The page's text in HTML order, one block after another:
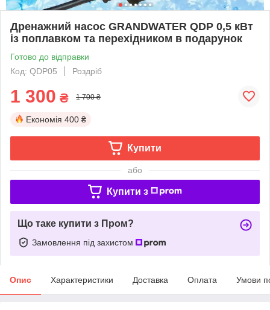
Дренажний насос GRANDWATER QDP 0,5 кВт
із поплавком та перехідником в подарунок
Готово до відправки
Код: QDP05
Роздріб
1 300 ₴ 1 700 ₴
Економія 400 ₴
Купити
або
Купити з
Що таке купити з Пром?
Замовлення під захистом
Опис Характеристики Доставка Оплата Умови